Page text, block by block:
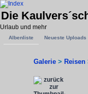
Die
Urlaub und mehr
Albenliste Neueste Uploads
Galerie > Reisen